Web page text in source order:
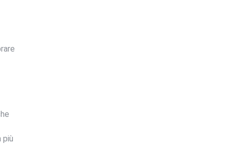
più